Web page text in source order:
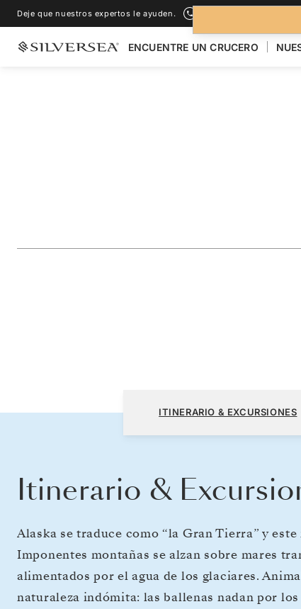
Deje que nuestros expertos le ayuden.
ENCUENTRE UN CRUCERO
Vancouver a Seward (Anchorage, Alaska)
ITINERARIO & EXCURSIONES
Itinerario &
Alaska se traduce como “la Gran Tierra” y
Imponentes montañas se alzan sobre mares
alimentados por el agua de los glaciares.
naturaleza indómita: las ballenas nadan por